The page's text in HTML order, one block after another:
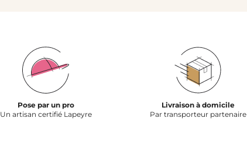
Pose par un pro
Un artisan certifié Lapeyre
Livraison à domicile
Par transporteur partenaire